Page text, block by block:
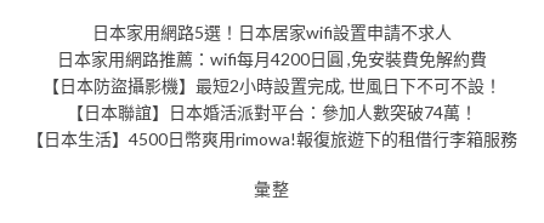
日本家用網路5選！日本居家wifi設置申請不求人
日本家用網路推薦：wifi每月4200日圓 ,免安裝費免解約費
【日本防盜攝影機】最短2小時設置完成, 世風日下不可不設！
【日本聯誼】日本婚活派對平台：參加人數突破74萬！
【日本生活】4500日幣爽用rimowa!報復旅遊下的租借行李箱服務
彙整